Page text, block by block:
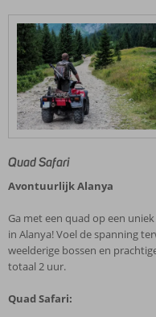
Quad Safari
Avontuurlijk Alanya
Ga met een quad op een
in Alanya! Voel de spanning
weelderige bossen en
totaal 2 uur.
Quad Safari: